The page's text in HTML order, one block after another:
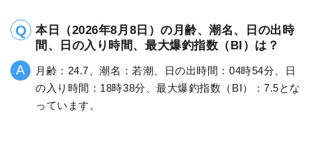
本日（2026年8月8日）の月齢、潮名、日の出時
間、日の入り時間、最大爆釣指数（BI）は？
月齢：24.7、潮名：若潮、日の出時間：04時54分、日
の入り時間：18時38分、最大爆釣指数（BI）：7.5とな
っています。